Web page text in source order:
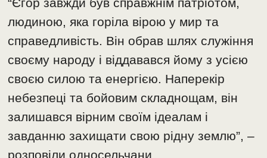
“Єгор завжди був справжнім патріотом,
людиною, яка горіла вірою у мир та
справедливість. Він обрав шлях служіння
своєму народу і віддавався йому з усією
своєю силою та енергією. Наперекір
небезпеці та бойовим складнощам, він
залишався вірним своїм ідеалам і
завданню захищати свою рідну землю”, –
розповіли односельчани